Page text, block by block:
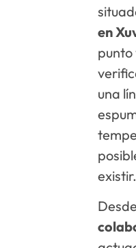
en
punto
una
existir.